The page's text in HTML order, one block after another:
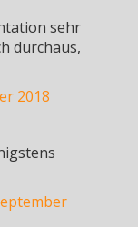
sehr
durchaus,
2018